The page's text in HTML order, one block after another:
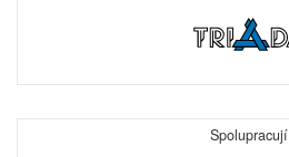
Spolupracují